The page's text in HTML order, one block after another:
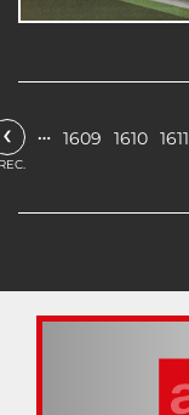
‹ … 1609 1610 1611